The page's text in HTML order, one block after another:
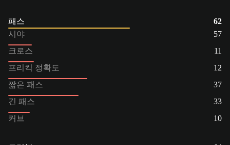
패스
62
시야
57
크로스
11
프리킥 정확도
12
짧은 패스
37
긴 패스
33
커브
10